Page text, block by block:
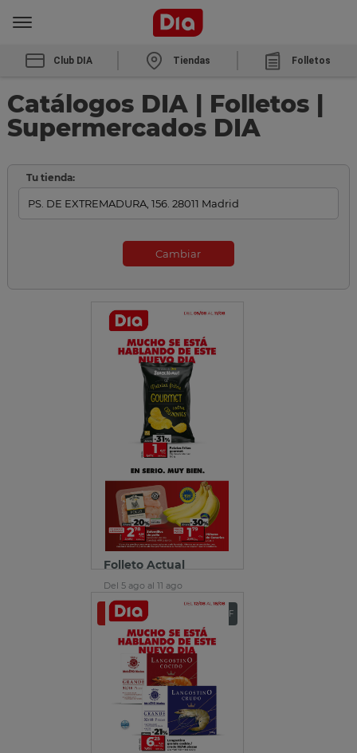
Club DIA Tiendas Folletos
Catálogos DIA | Folletos |
Supermercados DIA
Tu tienda:
Cambiar
Folleto Actual
Del 5 ago al 11 ago
Ver folleto Descargar PDF